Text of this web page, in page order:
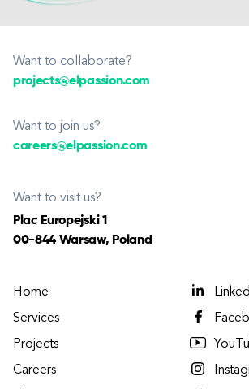
Want to collaborate?
projects@elpassion.com
Want to join us?
careers@elpassion.com
Want to visit us?
Plac Europejski 1
00-844 Warsaw, Poland
Home
Services
Projects
Careers